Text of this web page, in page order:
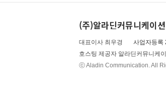
(주)알라딘커뮤니케이션
대표이사 최우경 사업자등록
호스팅 제공자 알라딘커뮤니케
ⓒ Aladin Communication. All